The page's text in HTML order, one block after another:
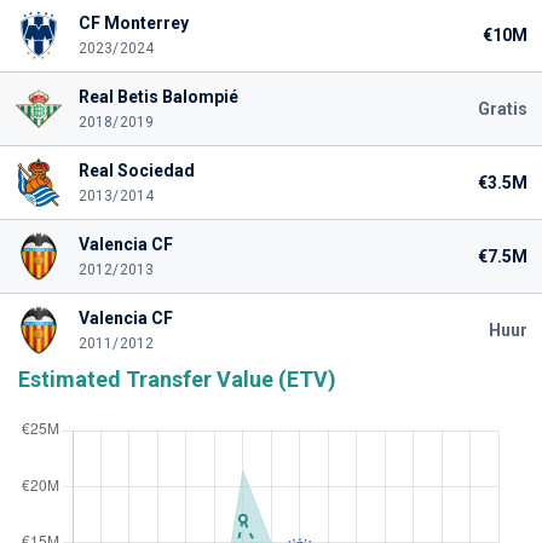
CF Monterrey
2023/2024
€10M
Real Betis Balompié
2018/2019
Gratis
Real Sociedad
2013/2014
€3.5M
Valencia CF
2012/2013
€7.5M
Valencia CF
2011/2012
Huur
Estimated Transfer Value (ETV)